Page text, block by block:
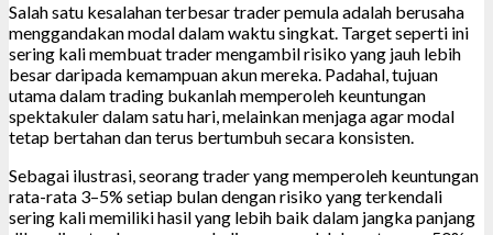
Salah satu kesalahan terbesar trader pemula adalah berusaha
menggandakan modal dalam waktu singkat. Target seperti ini
sering kali membuat trader mengambil risiko yang jauh lebih
besar daripada kemampuan akun mereka. Padahal, tujuan
utama dalam trading bukanlah memperoleh keuntungan
spektakuler dalam satu hari, melainkan menjaga agar modal
tetap bertahan dan terus bertumbuh secara konsisten.
Sebagai ilustrasi, seorang trader yang memperoleh keuntungan
rata-rata 3–5% setiap bulan dengan risiko yang terkendali
sering kali memiliki hasil yang lebih baik dalam jangka panjang